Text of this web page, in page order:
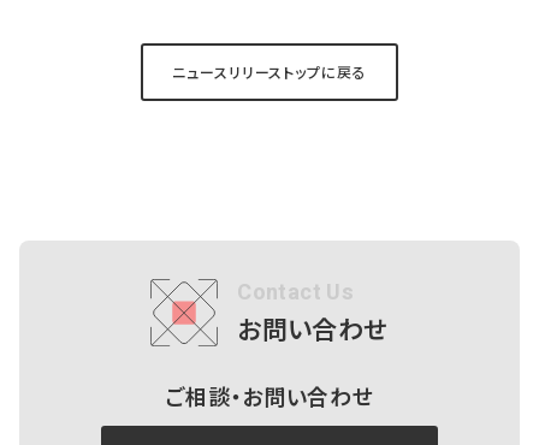
ニュースリリーストップに戻る
Contact Us
お問い合わせ
ご相談・お問い合わせ